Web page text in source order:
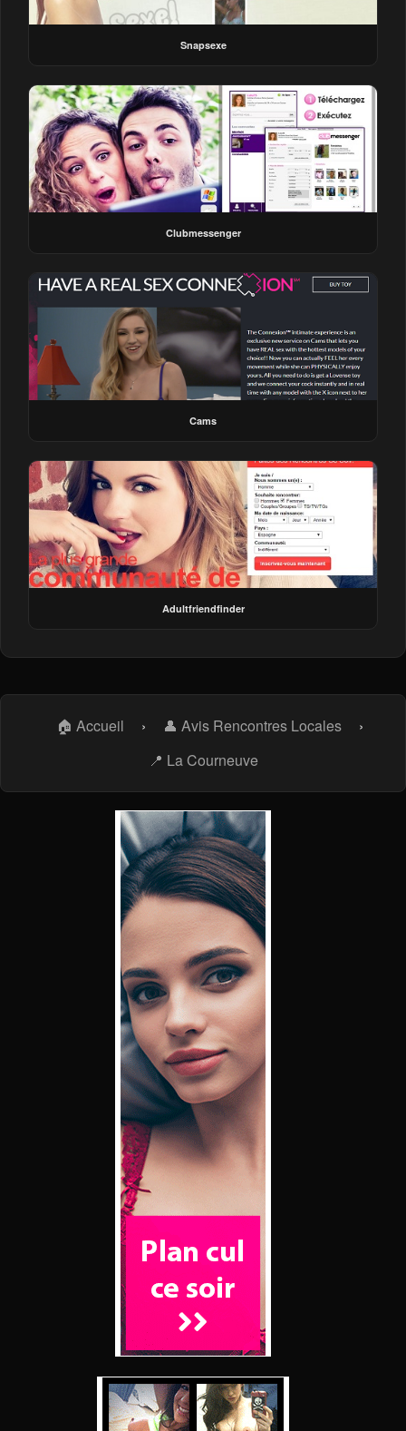
Snapsexe
Clubmessenger
Cams
Adultfriendfinder
🏠 Accueil › 👤 Avis Rencontres Locales
›
📍 La Courneuve